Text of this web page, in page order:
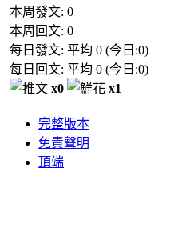
本周發文: 0
本周回文: 0
每日發文: 平均 0 (今日:0)
每日回文: 平均 0 (今日:0)
x0
x1
完整版本
免責聲明
頂端